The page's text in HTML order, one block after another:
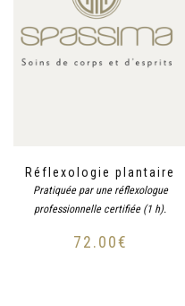
Réflexologie plantaire
Pratiquée par une réflexologue
professionnelle certifiée (1 h).
72.00€